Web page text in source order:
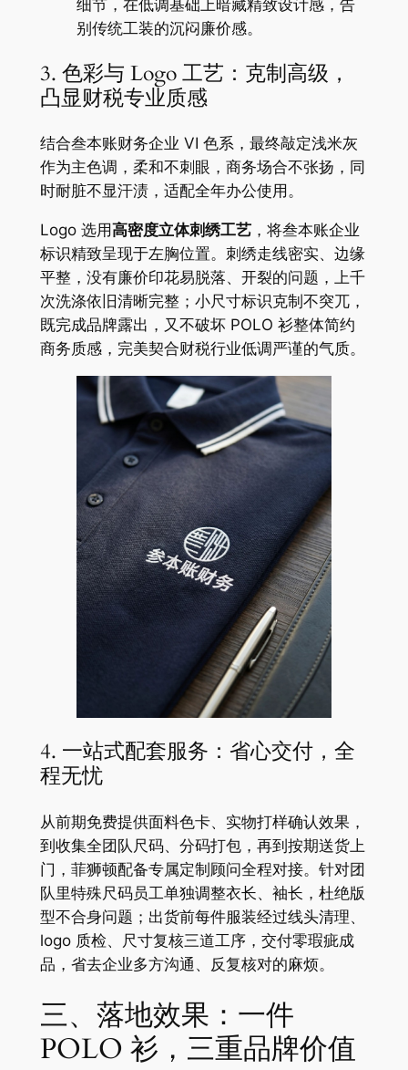
细节，在低调基础上暗藏精致设计感，告
别传统工装的沉闷廉价感。
3. 色彩与 Logo 工艺：克制高级，
凸显财税专业质感
结合叁本账财务企业 VI 色系，最终敲定浅米灰
作为主色调，柔和不刺眼，商务场合不张扬，同
时耐脏不显汗渍，适配全年办公使用。
Logo 选用高密度立体刺绣工艺，将叁本账企业
标识精致呈现于左胸位置。刺绣走线密实、边缘
平整，没有廉价印花易脱落、开裂的问题，上千
次洗涤依旧清晰完整；小尺寸标识克制不突兀，
既完成品牌露出，又不破坏 POLO 衫整体简约
商务质感，完美契合财税行业低调严谨的气质。
4. 一站式配套服务：省心交付，全
程无忧
从前期免费提供面料色卡、实物打样确认效果，
到收集全团队尺码、分码打包，再到按期送货上
门，菲狮顿配备专属定制顾问全程对接。针对团
队里特殊尺码员工单独调整衣长、袖长，杜绝版
型不合身问题；出货前每件服装经过线头清理、
logo 质检、尺寸复核三道工序，交付零瑕疵成
品，省去企业多方沟通、反复核对的麻烦。
三、落地效果：一件
POLO 衫，三重品牌价值